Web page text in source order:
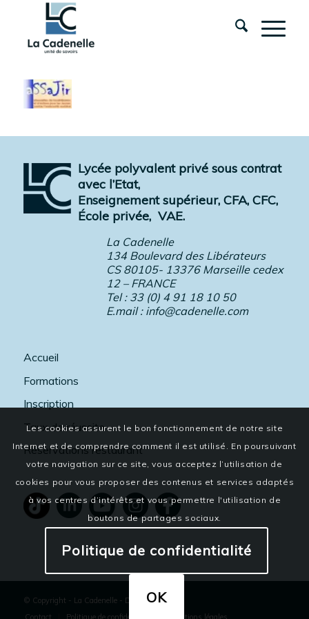
Lycée polyvalent privé sous contrat
avec l’Etat,
Enseignement supérieur, CFA, CFC,
École privée, VAE.
La Cadenelle
134 Boulevard des Libérateurs
CS 80105- 13376 Marseille cedex
12 – FRANCE
Tel : 33 (0) 4 91 18 10 50
E.mail : info@cadenelle.com
Accueil
Formations
Inscription
Taux de réussite
Réservations restaurant
© Copyright - La Cadenelle - Dixi
Contact
Politique de confidentialité Mentions légales
Les cookies assurent le bon fonctionnement de notre site
Internet et de comprendre comment il est utilisé. En poursuivant
votre navigation sur ce site, vous acceptez l’utilisation de
cookies pour vous proposer des contenus et services adaptés
à vos centres d’intérêts et vous permettre l'utilisation de
boutons de partages sociaux.
Politique de confidentialité
OK